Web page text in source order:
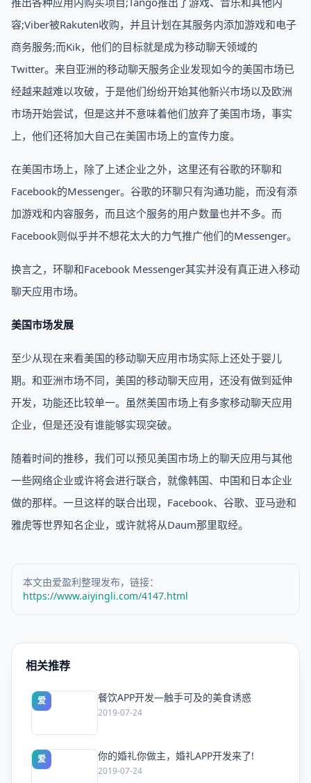
容;Viber被Rakuten收购，并且计划在其服务内添加游戏和电子
商务服务;而Kik，他们的目标就是成为移动聊天领域的
Twitter。来自亚洲的移动聊天服务企业发现如今的美国市场已
经越来越难以攻破，于是他们纷纷开始其他新兴市场以及欧洲
市场开始尝试，但是这并不意味着他们放弃了美国市场，事实
上，他们还将加大自己在美国市场上的宣传力度。
在美国市场上，除了上述企业之外，这里还有谷歌的环聊和
Facebook的Messenger。谷歌的环聊只有沟通功能，而没有添
加游戏和内容服务，而且这个服务的用户数量也并不多。而
Facebook则似乎并不想花太大的力气推广他们的Messenger。
换言之，环聊和Facebook Messenger其实并没有真正进入移动
聊天应用市场。
美国市场发展
至少从现在来看美国的移动聊天应用市场实际上还处于婴儿
期。和亚洲市场不同，美国的移动聊天应用，还没有做到延伸
开发，功能还比较单一。虽然美国市场上有多家移动聊天应用
企业，但是还没有谁能够实现突破。
随着时间的推移，我们可以预见美国市场上的聊天应用与其他
一些网络企业或许将会进行联合，就像韩国、中国和日本企业
做的那样。一旦这样的联合出现，Facebook、谷歌、亚马逊和
雅虎等世界知名企业，或许就将从Daum那里取经。
本文由爱盈利整理发布，链接：
https://www.aiyingli.com/4147.html
相关推荐
爱 餐饮APP开发—触手可及的美食诱惑
2019-07-24
爱 你的婚礼你做主，婚礼APP开发来了!
2019-07-24